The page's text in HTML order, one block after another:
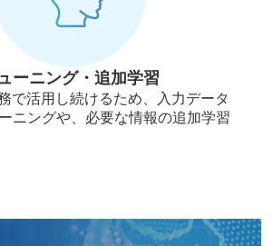
ーニング・追加学習
で活用し続けるため、入力データ
ニングや、必要な情報の追加学習